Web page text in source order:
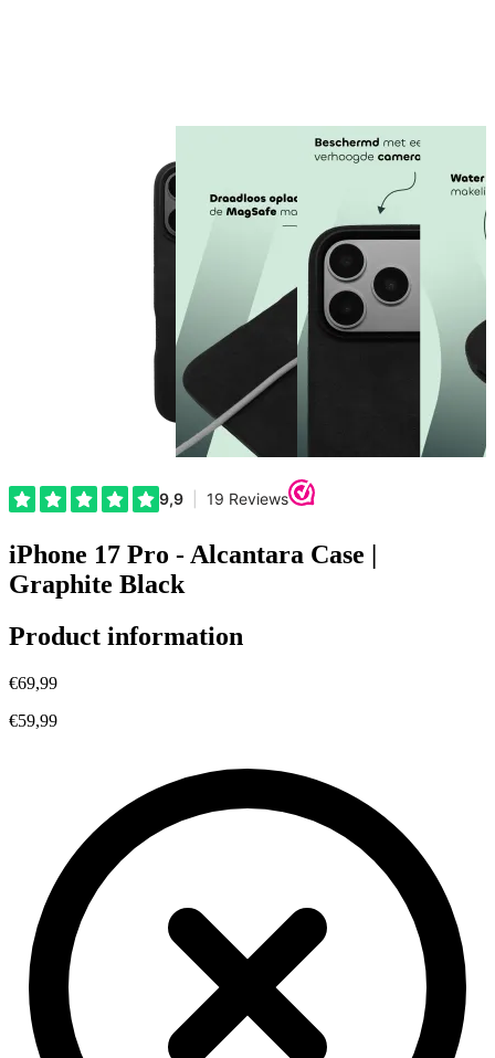
iPhone 17 Pro - Alcantara Case |
Graphite Black
Product information
€69,99
€59,99